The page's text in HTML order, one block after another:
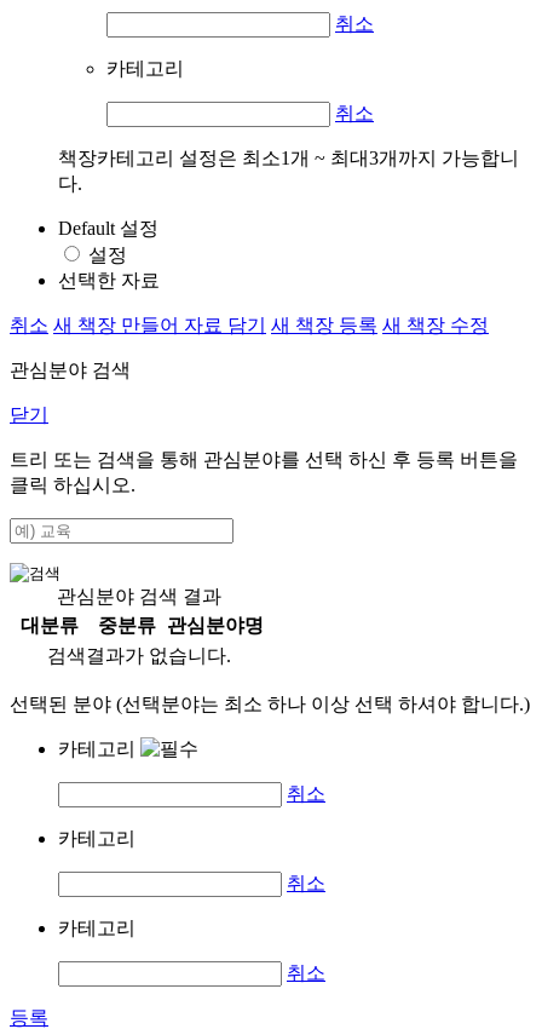
취소
카테고리
취소
책장카테고리 설정은 최소1개 ~ 최대3개까지 가능합니
다.
Default 설정
설정
선택한 자료
취소 새 책장 만들어 자료 담기 새 책장 등록 새 책장 수정
관심분야 검색
닫기
트리 또는 검색을 통해 관심분야를 선택 하신 후 등록 버튼을
클릭 하십시오.
관심분야 검색 결과
대분류
중분류
관심분야명
검색결과가 없습니다.
선택된 분야 (선택분야는 최소 하나 이상 선택 하셔야 합니다.)
카테고리
취소
카테고리
취소
카테고리
취소
등록